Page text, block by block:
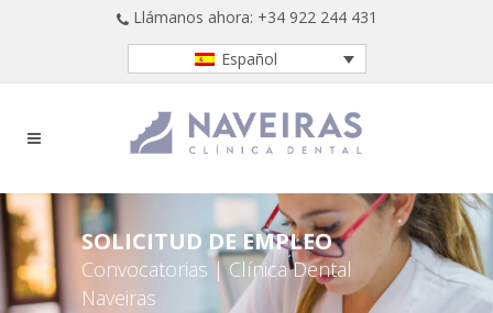
Llámanos ahora: +34 922 244 431
Español
SOLICITUD DE EMPLEO
Convocatorias | Clínica Dental
Naveiras